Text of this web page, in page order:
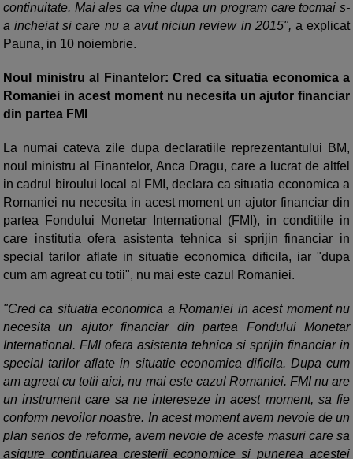
continuitate. Mai ales ca vine dupa un program care tocmai s-
a incheiat si care nu a avut niciun review in 2015", a explicat
Pauna, in 10 noiembrie.
Noul ministru al Finantelor: Cred ca situatia economica a
Romaniei in acest moment nu necesita un ajutor financiar
din partea FMI
La numai cateva zile dupa declaratiile reprezentantului BM,
noul ministru al Finantelor, Anca Dragu, care a lucrat de altfel
in cadrul biroului local al FMI, declara ca situatia economica a
Romaniei nu necesita in acest moment un ajutor financiar din
partea Fondului Monetar International (FMI), in conditiile in
care institutia ofera asistenta tehnica si sprijin financiar in
special tarilor aflate in situatie economica dificila, iar "dupa
cum am agreat cu totii", nu mai este cazul Romaniei.
"Cred ca situatia economica a Romaniei in acest moment nu
necesita un ajutor financiar din partea Fondului Monetar
International. FMI ofera asistenta tehnica si sprijin financiar in
special tarilor aflate in situatie economica dificila. Dupa cum
am agreat cu totii aici, nu mai este cazul Romaniei. FMI nu are
un instrument care sa ne intereseze in acest moment, sa fie
conform nevoilor noastre. In acest moment avem nevoie de un
plan serios de reforme, avem nevoie de aceste masuri care sa
asigure continuarea cresterii economice si punerea acestei